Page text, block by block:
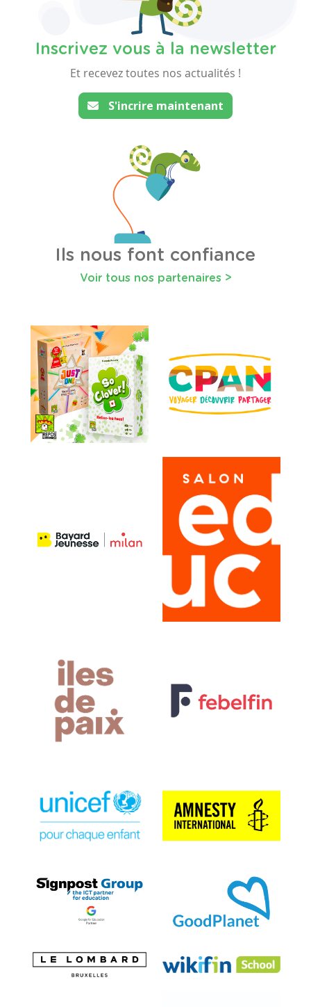
Inscrivez vous à la newsletter
Et recevez toutes nos actualités !
S'incrire maintenant
Ils nous font confiance
Voir tous nos partenaires >